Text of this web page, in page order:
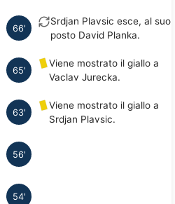
66'
Srdjan Plavsic esce, al suo
posto David Planka.
65'
Viene mostrato il giallo a
Vaclav Jurecka.
63'
Viene mostrato il giallo a
Srdjan Plavsic.
56'
54'